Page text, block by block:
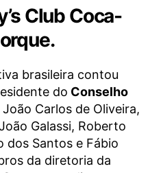
Club Coca-
brasileira contou
do Conselho
João Carlos de Oliveira,
Galassi, Roberto
dos Santos e Fábio
da diretoria da